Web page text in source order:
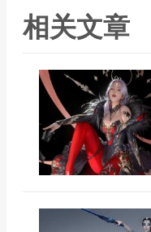
相关文章